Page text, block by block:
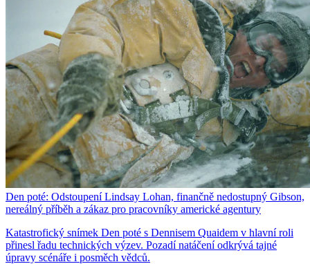
Den poté: Odstoupení Lindsay Lohan, finančně nedostupný Gibson,
nereálný příběh a zákaz pro pracovníky americké agentury
Katastrofický snímek Den poté s Dennisem Quaidem v hlavní roli
přinesl řadu technických výzev. Pozadí natáčení odkrývá tajné
úpravy scénáře i posměch vědců.